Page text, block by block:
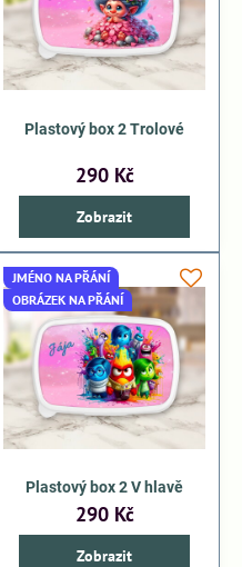
Plastový box 2 Trolové
290 Kč
Zobrazit
JMÉNO NA PŘÁNÍ
OBRÁZEK NA PŘÁNÍ
Plastový box 2 V hlavě
290 Kč
Zobrazit